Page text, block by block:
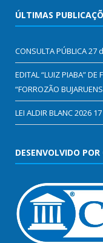
ÚLTIMAS
CONSULTA PÚBLICA27
EDITAL “LUIZ PIABA” DE
“FORROZÃO
LEI ALDIR BLANC 2026
DESENVOLVIDO POR